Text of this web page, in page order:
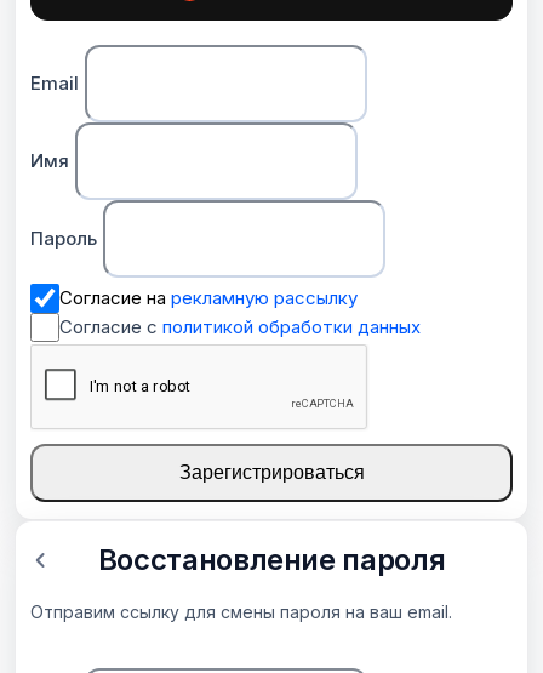
Email
Имя
Пароль
Согласие на рекламную рассылку
Согласие с политикой обработки данных
Зарегистрироваться
Восстановление пароля
Отправим ссылку для смены пароля на ваш email.